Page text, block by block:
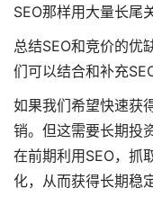
SEO那样用大量长尾
总结SEO和竞价的优
们可以结合和补充
如果我们希望快速获
销。但这需要长期投
在前期利用SEO，抓
化，从而获得长期稳